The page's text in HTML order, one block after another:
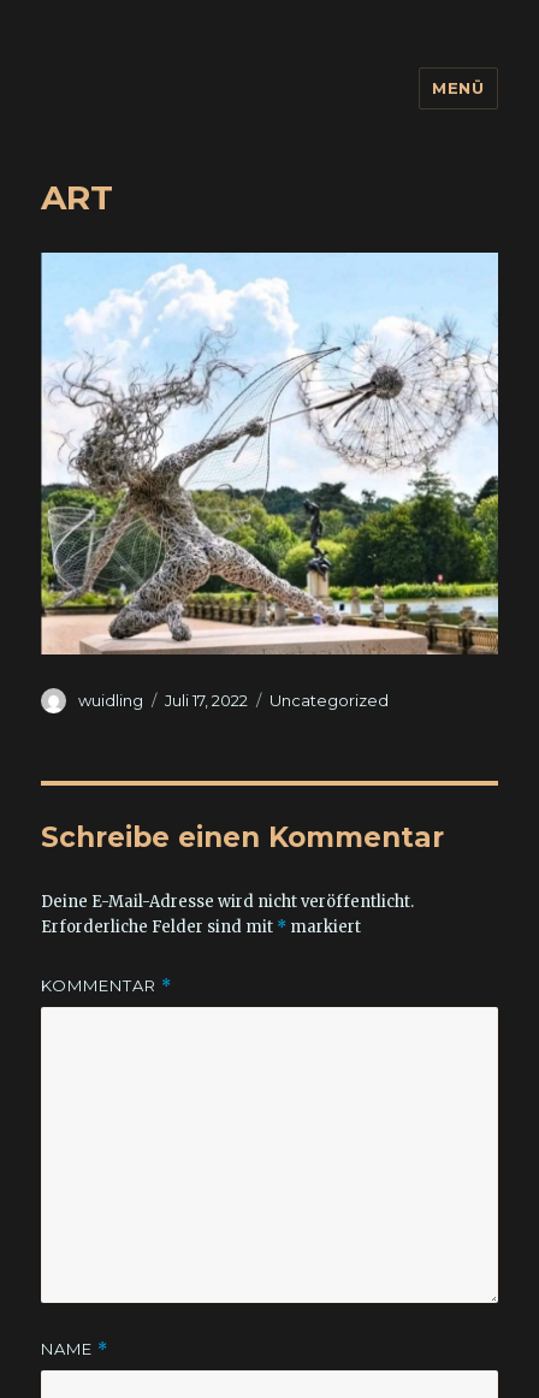
MENÜ
ART
Autor
wuidling
Veröffentlicht
Juli 17, 2022 Kategorien
Uncategorized
Schreibe einen Kommentar
Deine E-Mail-Adresse wird nicht veröffentlicht.
Erforderliche Felder sind mit * markiert
KOMMENTAR *
NAME *